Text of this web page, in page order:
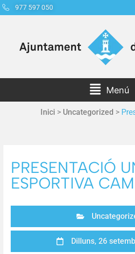
977 597 050
Menú
Inici > Uncategorized >
PRESENTACIÓ
ESPORTIVA
Dilluns, 26